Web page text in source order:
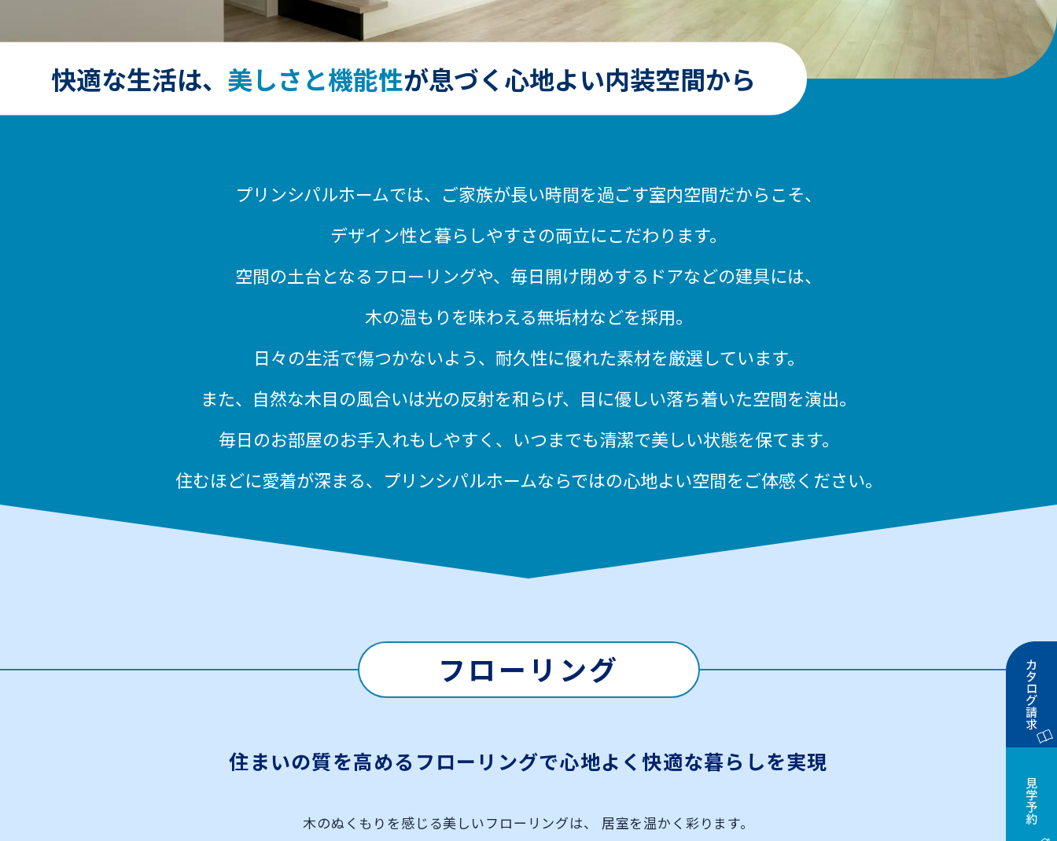
快適な生活は、 美しさと機能性が息づく心地よい内装空間から
プリンシパルホームでは、 ご家族が長い時間を過ごす室内空間だからこそ、
デザイン性と暮らしやすさの両立にこだわります。
空間の土台となるフローリングや、 毎日開け閉めするドアなどの建具には、
木の温もりを味わえる無垢材などを採用。
日々の生活で傷つかないよう、 耐久性に優れた素材を厳選しています。
また、自然な木目の風合いは光の反射を和らげ、 目に優しい落ち着いた空間を演出。
毎日のお部屋のお手入れもしやすく、 いつまでも清潔で美しい状態を保てます。
住むほどに愛着が深まる、 プリンシパルホームならではの心地よい空間をご体感ください。
フローリング
住まいの質を高めるフローリングで心地よく快適な暮らしを実現
木のぬくもりを感じる美しいフローリングは、
居室を温かく彩ります。